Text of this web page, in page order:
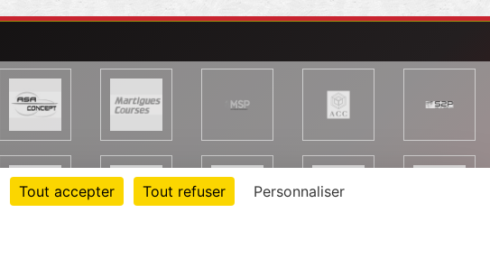
Tout accepter Tout refuser Personnaliser